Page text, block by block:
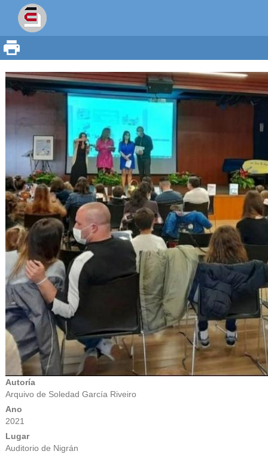
Autoría
Arquivo de Soledad García Riveiro
Ano
2021
Lugar
Auditorio de Nigrán